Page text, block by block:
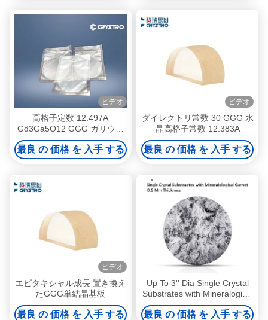
ビデオ
高格子定数 12.497A
Gd3Ga5O12 GGG ガリウム
ガドリニウムガーネット・ウ
ェーファー
最良 の 価格 を 入手 する
ビデオ
ダイレクトリ常数 30 GGG 水
晶高格子常数 12.383A
最良 の 価格 を 入手 する
ビデオ
エピタキシャル成長 置き換え
たGGG単結晶基板
最良 の 価格 を 入手 する
Up To 3'' Dia Single Crystal
Substrates with Mineralogical
Garnet 0.5 Mm Thickness
最良 の 価格 を 入手 する